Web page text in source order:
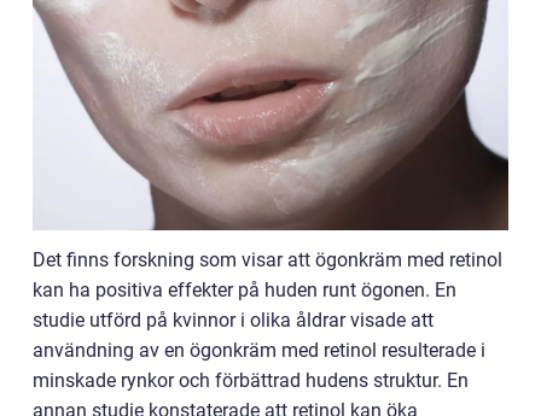
Det finns forskning som visar att ögonkräm med retinol
kan ha positiva effekter på huden runt ögonen. En
studie utförd på kvinnor i olika åldrar visade att
användning av en ögonkräm med retinol resulterade i
minskade rynkor och förbättrad hudens struktur. En
annan studie konstaterade att retinol kan öka